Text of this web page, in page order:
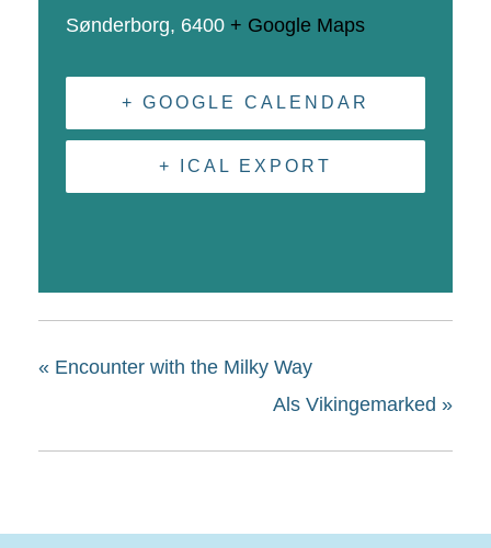
Sønderborg, 6400 + Google Maps
+ GOOGLE CALENDAR
+ ICAL EXPORT
« Encounter with the Milky Way
Als Vikingemarked »